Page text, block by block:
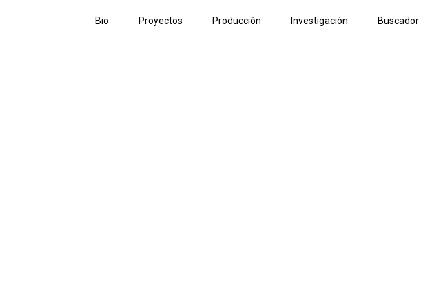
Bio Proyectos Producción Investigación Buscador